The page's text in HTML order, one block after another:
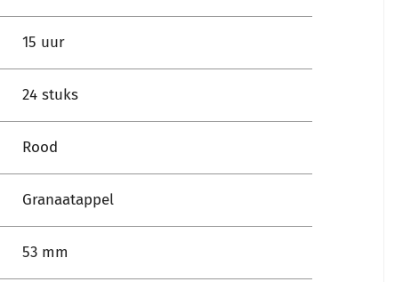
15 uur
24 stuks
Rood
Granaatappel
53 mm